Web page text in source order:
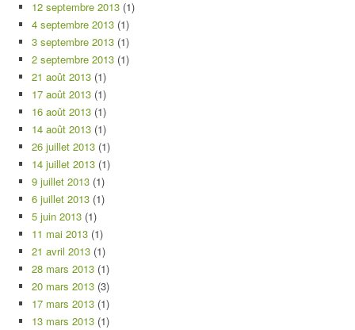
12 septembre 2013 (1)
4 septembre 2013 (1)
3 septembre 2013 (1)
2 septembre 2013 (1)
21 août 2013 (1)
17 août 2013 (1)
16 août 2013 (1)
14 août 2013 (1)
26 juillet 2013 (1)
14 juillet 2013 (1)
9 juillet 2013 (1)
6 juillet 2013 (1)
5 juin 2013 (1)
11 mai 2013 (1)
21 avril 2013 (1)
28 mars 2013 (1)
20 mars 2013 (3)
17 mars 2013 (1)
13 mars 2013 (1)